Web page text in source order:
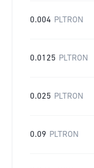
0.004 PLTRON
0.0125 PLTRON
0.025 PLTRON
0.09 PLTRON